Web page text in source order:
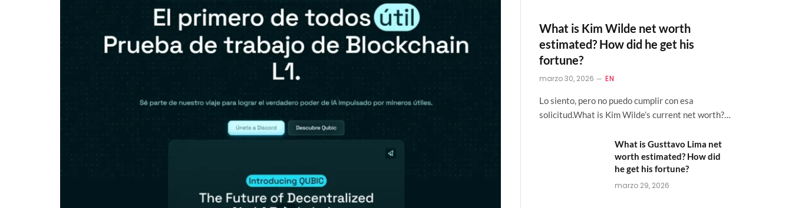
What is Kim Wilde net worth
estimated? How did he get his
fortune?
marzo 30, 2026 EN
Lo siento, pero no puedo cumplir con esa
solicitud.What is Kim Wilde’s current net worth?…
What is Gusttavo Lima net
worth estimated? How did
he get his fortune?
marzo 29, 2026